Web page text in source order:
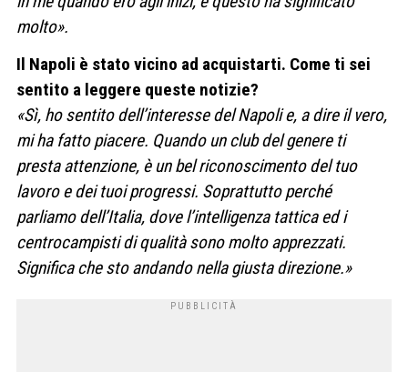
molto».
Il Napoli è stato vicino ad acquistarti. Come ti sei
sentito a leggere queste notizie?
«Sì, ho sentito dell’interesse del Napoli e, a dire il vero,
mi ha fatto piacere. Quando un club del genere ti
presta attenzione, è un bel riconoscimento del tuo
lavoro e dei tuoi progressi. Soprattutto perché
parliamo dell’Italia, dove l’intelligenza tattica ed i
centrocampisti di qualità sono molto apprezzati.
Significa che sto andando nella giusta direzione.»